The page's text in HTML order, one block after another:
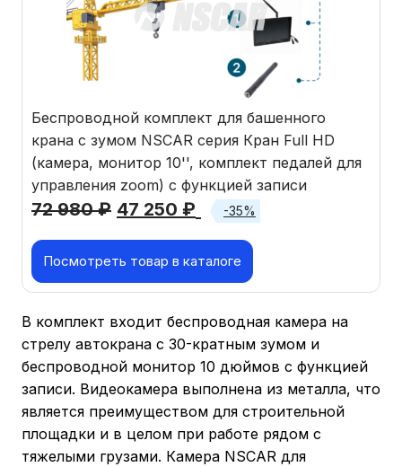
Беспроводной комплект для башенного
крана с зумом NSCAR серия Кран Full HD
(камера, монитор 10'', комплект педалей для
управления zoom) с функцией записи
72 980₽ 47 250 ₽ -35%
Посмотреть товар в каталоге
В комплект входит беспроводная камера на
стрелу автокрана с 30-кратным зумом и
беспроводной монитор 10 дюймов с функцией
записи. Видеокамера выполнена из металла, что
является преимуществом для строительной
площадки и в целом при работе рядом с
тяжелыми грузами. Камера NSCAR для